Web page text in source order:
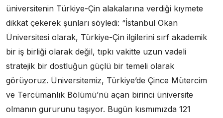
üniversitenin Türkiye-Çin alakalarına verdiği kıymete
dikkat çekerek şunları söyledi: “İstanbul Okan
Üniversitesi olarak, Türkiye-Çin ilgilerini sırf akademik
bir iş birliği olarak değil, tıpkı vakitte uzun vadeli
stratejik bir dostluğun güçlü bir temeli olarak
görüyoruz. Üniversitemiz, Türkiye’de Çince Mütercim
ve Tercümanlık Bölümü’nü açan birinci üniversite
olmanın gururunu taşıyor. Bugün kısmımızda 121